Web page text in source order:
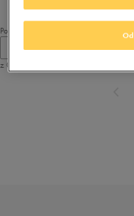
Pokaż
z 0